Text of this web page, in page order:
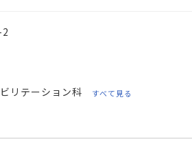
リテーション科 すべて見る